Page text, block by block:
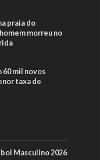
praia do
morreu no
60 mil novos
taxa de
Masculino 2026